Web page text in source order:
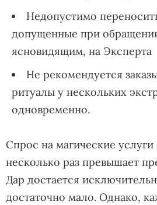
Недопустимо
допущенные при
ясновидящим, на Эксперта
Не рекомендуется
ритуалы у нескольких
одновременно.
Спрос на магические
несколько раз превышает
Дар достается
достаточно мало. Однако,